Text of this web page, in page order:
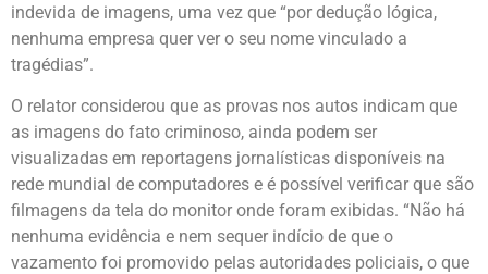
indevida de imagens, uma vez que “por dedução lógica,
nenhuma empresa quer ver o seu nome vinculado a
tragédias”.
O relator considerou que as provas nos autos indicam que
as imagens do fato criminoso, ainda podem ser
visualizadas em reportagens jornalísticas disponíveis na
rede mundial de computadores e é possível verificar que são
filmagens da tela do monitor onde foram exibidas. “Não há
nenhuma evidência e nem sequer indício de que o
vazamento foi promovido pelas autoridades policiais, o que